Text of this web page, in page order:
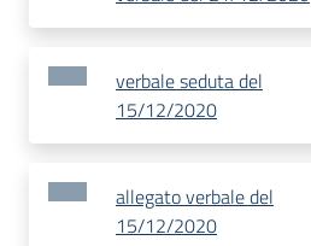
verbale seduta del
15/12/2020
allegato verbale del
15/12/2020